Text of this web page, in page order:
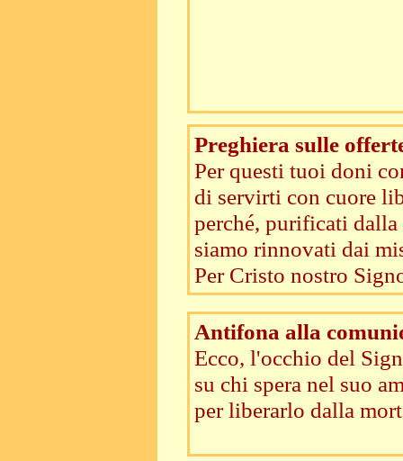
Preghiera sulle
Per questi tuoi doni
di servirti con cuore
perché, purificati dalla
siamo rinnovati dai
Per Cristo nostro
Antifona alla
Ecco, l'occhio del
su chi spera nel suo
per liberarlo dalla